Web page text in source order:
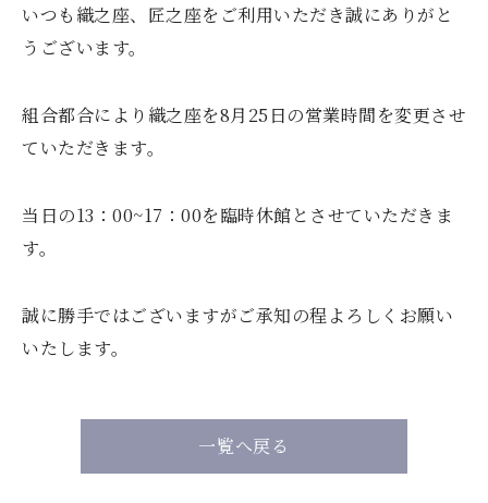
いつも織之座、匠之座をご利用いただき誠にありがと
うございます。
組合都合により織之座を8月25日の営業時間を変更させ
ていただきます。
当日の13：00~17：00を臨時休館とさせていただきま
す。
誠に勝手ではございますがご承知の程よろしくお願い
いたします。
一覧へ戻る